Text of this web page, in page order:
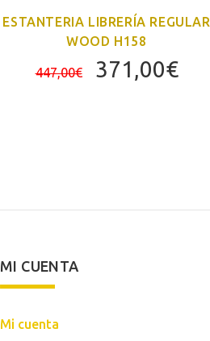
ESTANTERIA LIBRERÍA REGULAR
WOOD H158
447,00€
El
371,00€El
MI CUENTA
Mi cuenta